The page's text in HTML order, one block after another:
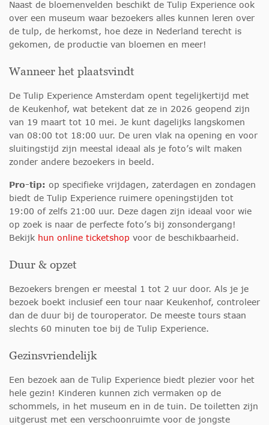
Naast de bloemenvelden beschikt de Tulip Experience ook
over een museum waar bezoekers alles kunnen leren over
de tulp, de herkomst, hoe deze in Nederland terecht is
gekomen, de productie van bloemen en meer!
Wanneer het plaatsvindt
De Tulip Experience Amsterdam opent tegelijkertijd met
de Keukenhof, wat betekent dat ze in 2026 geopend zijn
van 19 maart tot 10 mei. Je kunt dagelijks langskomen
van 08:00 tot 18:00 uur. De uren vlak na opening en voor
sluitingstijd zijn meestal ideaal als je foto’s wilt maken
zonder andere bezoekers in beeld.
Pro-tip: op specifieke vrijdagen, zaterdagen en zondagen
biedt de Tulip Experience ruimere openingstijden tot
19:00 of zelfs 21:00 uur. Deze dagen zijn ideaal voor wie
op zoek is naar de perfecte foto’s bij zonsondergang!
Bekijk hun online ticketshop voor de beschikbaarheid.
Duur & opzet
Bezoekers brengen er meestal 1 tot 2 uur door. Als je je
bezoek boekt inclusief een tour naar Keukenhof, controleer
dan de duur bij de touroperator. De meeste tours staan
slechts 60 minuten toe bij de Tulip Experience.
Gezinsvriendelijk
Een bezoek aan de Tulip Experience biedt plezier voor het
hele gezin! Kinderen kunnen zich vermaken op de
schommels, in het museum en in de tuin. De toiletten zijn
uitgerust met een verschoonruimte voor de jongste